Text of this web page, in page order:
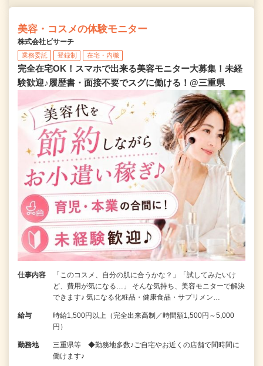
美容・コスメの体験モニター
株式会社ビサーチ
業務委託 登録制 在宅・内職
完全在宅OK！スマホで出来る美容モニター大募集！未経
験歓迎♪履歴書・面接不要でスグに働ける！@三重県
仕事内容
「このコスメ、自分の肌に合うかな？」「試してみたいけ
ど、費用が気になる…」 そんな気持ち、美容モニターで解決
できます♪ 気になる化粧品・健康食品・サプリメン…
給与
時給1,500円以上（完全出来高制／時間額1,500円～5,000
円）
勤務地
三重県等 ◆勤務地多数♪ご自宅やお近くの店舗で間時間に
働けます♪